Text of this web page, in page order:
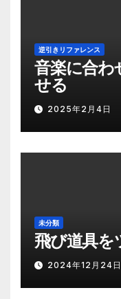
逆引きリファレンス
音楽に合わ
せる
2025年2月4日
未分類
飛び道具を
2024年12月24日